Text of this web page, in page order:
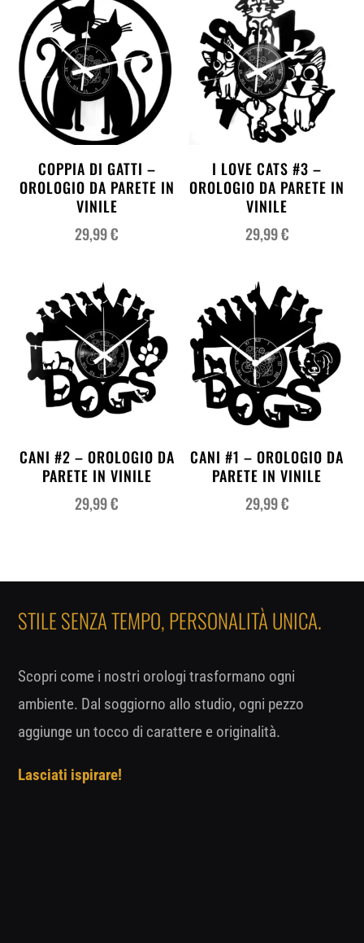
COPPIA DI GATTI –
OROLOGIO DA PARETE IN
VINILE
29,99€
I LOVE CATS #3 –
OROLOGIO DA PARETE IN
VINILE
29,99€
CANI #2 – OROLOGIO DA
PARETE IN VINILE
29,99€
CANI #1 – OROLOGIO DA
PARETE IN VINILE
29,99€
STILE SENZA TEMPO, PERSONALITÀ UNICA.
Scopri come i nostri orologi trasformano ogni
ambiente. Dal soggiorno allo studio, ogni pezzo
aggiunge un tocco di carattere e originalità.
Lasciati ispirare!